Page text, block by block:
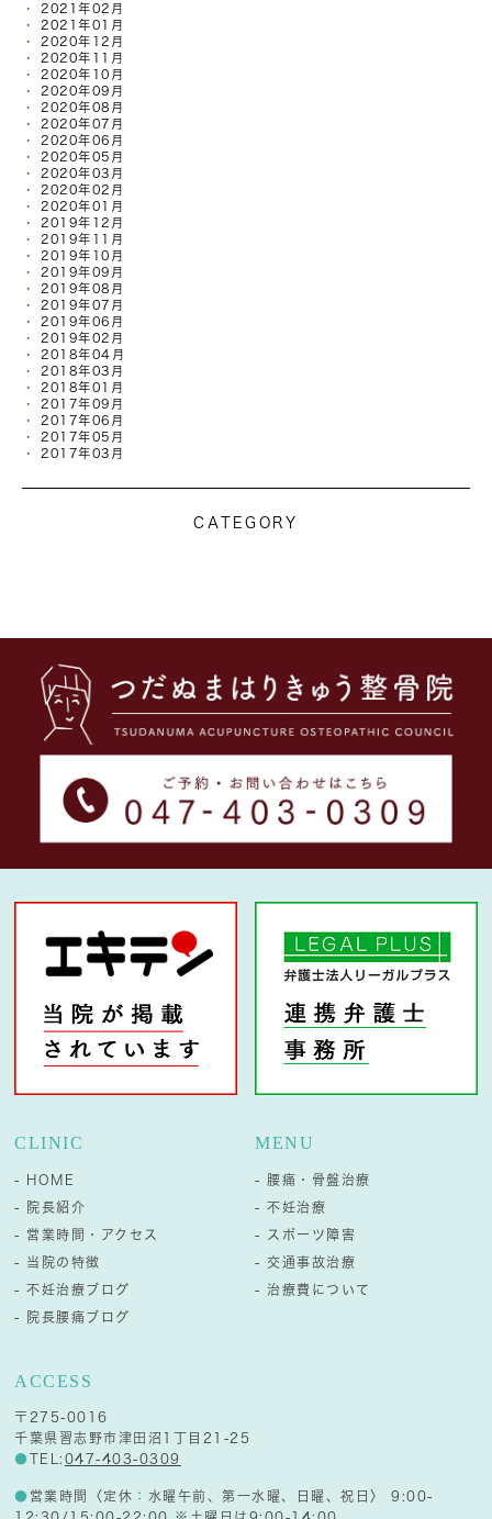
2021年02月
2021年01月
2020年12月
2020年11月
2020年10月
2020年09月
2020年08月
2020年07月
2020年06月
2020年05月
2020年03月
2020年02月
2020年01月
2019年12月
2019年11月
2019年10月
2019年09月
2019年08月
2019年07月
2019年06月
2019年02月
2018年04月
2018年03月
2018年01月
2017年09月
2017年06月
2017年05月
2017年03月
CATEGORY
CLINIC
- HOME
- 院長紹介
- 営業時間・アクセス
- 当院の特徴
- 不妊治療ブログ
- 院長腰痛ブログ
MENU
- 腰痛・骨盤治療
- 不妊治療
- スポーツ障害
- 交通事故治療
- 治療費について
ACCESS
〒275-0016
千葉県習志野市津田沼1丁目21-25
●
TEL: 047-403-0309
● 営業時間〈定休：水曜午前、第一水曜、日曜、祝日〉 9:00-